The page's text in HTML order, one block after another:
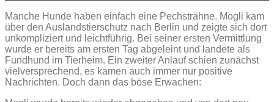
Manche Hunde haben einfach eine Pechsträhne. Mogli kam
über den Auslandstierschutz nach Berlin und zeigte sich dort
unkompliziert und leichtführig. Bei seiner ersten Vermittlung
wurde er bereits am ersten Tag abgeleint und landete als
Fundhund im Tierheim. Ein zweiter Anlauf schien zunächst
vielversprechend, es kamen auch immer nur positive
Nachrichten. Doch dann das böse Erwachen: